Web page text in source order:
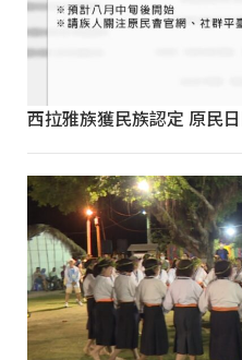
西拉雅族獲民族認定 原民